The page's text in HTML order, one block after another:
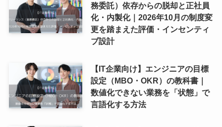
務委託）依存からの脱却と正社員
化・内製化｜2026年10月の制度変
更を踏まえた評価・インセンティ
ブ設計
【IT企業向け】エンジニアの目標
設定（MBO・OKR）の教科書｜
数値化できない業務を「状態」で
言語化する方法